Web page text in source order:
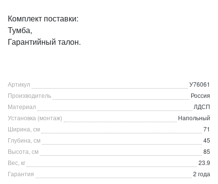
Комплект поставки:
Тумба,
Гарантийный талон.
Артикул
У76061
Производитель
Россия
Материал
ЛДСП
Установка (монтаж)
Напольный
Ширина, см
71
Глубина, см
45
Высота, см
85
Вес, кг
23.9
Гарантия
2 года